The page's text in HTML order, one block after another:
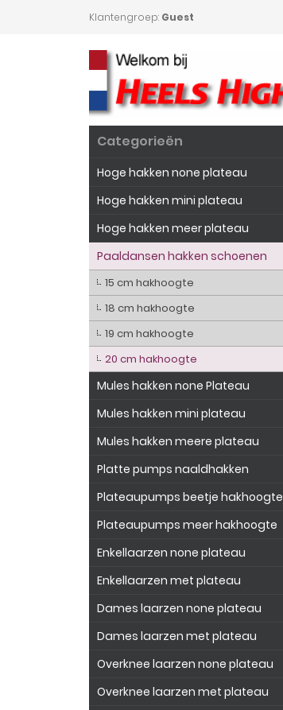
Klantengroep: Guest
Categorieën
Hoge hakken none plateau
Hoge hakken mini plateau
Hoge hakken meer plateau
Paaldansen hakken schoenen
15 cm hakhoogte
18 cm hakhoogte
19 cm hakhoogte
20 cm hakhoogte
Mules hakken none Plateau
Mules hakken mini plateau
Mules hakken meere plateau
Platte pumps naaldhakken
Plateaupumps beetje hakhoogte
Plateaupumps meer hakhoogte
Enkellaarzen none plateau
Enkellaarzen met plateau
Dames laarzen none plateau
Dames laarzen met plateau
Overknee laarzen none plateau
Overknee laarzen met plateau